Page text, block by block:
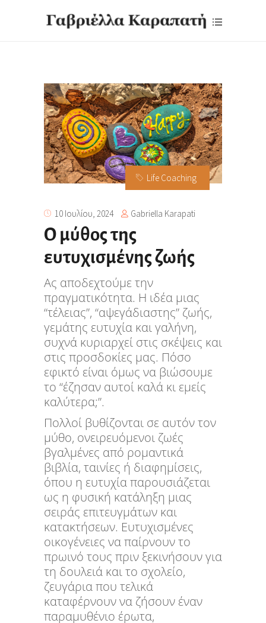
Life Coaching
10 Ιουλίου, 2024 Gabriella Karapati
Ο μύθος της
ευτυχισμένης ζωής
Ας αποδεχτούμε την
πραγματικότητα. Η ιδέα μιας
“τέλειας”, “αψεγάδιαστης” ζωής,
γεμάτης ευτυχία και γαλήνη,
συχνά κυριαρχεί στις σκέψεις και
στις προσδοκίες μας. Πόσο
εφικτό είναι όμως να βιώσουμε
το “έζησαν αυτοί καλά κι εμείς
καλύτερα;”.
Πολλοί βυθίζονται σε αυτόν τον
μύθο, ονειρευόμενοι ζωές
βγαλμένες από ρομαντικά
βιβλία, ταινίες ή διαφημίσεις,
όπου η ευτυχία παρουσιάζεται
ως η φυσική κατάληξη μιας
σειράς επιτευγμάτων και
κατακτήσεων. Ευτυχισμένες
οικογένειες να παίρνουν το
πρωινό τους πριν ξεκινήσουν για
τη δουλειά και το σχολείο,
ζευγάρια που τελικά
καταφέρνουν να ζήσουν έναν
παραμυθένιο έρωτα,